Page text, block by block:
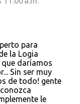
para
la Logia
que daríamos
Sin ser muy
de todo! gente
le